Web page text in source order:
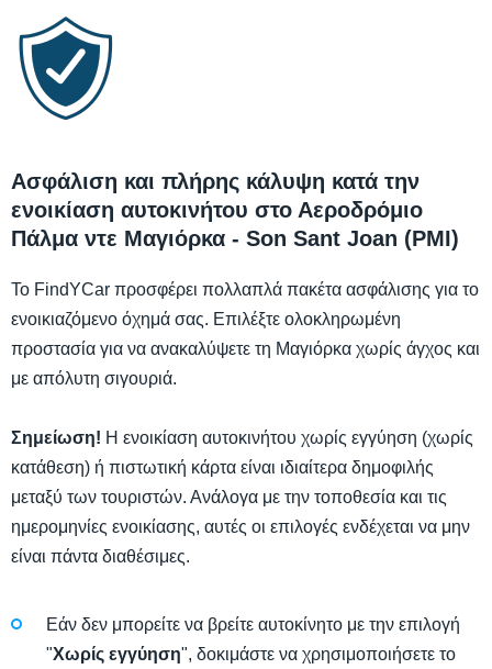
Ασφάλιση και πλήρης κάλυψη κατά την
ενοικίαση αυτοκινήτου στο Αεροδρόμιο
Πάλμα ντε Μαγιόρκα - Son Sant Joan (PMI)
Το FindYCar προσφέρει πολλαπλά πακέτα ασφάλισης για το
ενοικιαζόμενο όχημά σας. Επιλέξτε ολοκληρωμένη
προστασία για να ανακαλύψετε τη Μαγιόρκα χωρίς άγχος και
με απόλυτη σιγουριά.
Σημείωση! Η ενοικίαση αυτοκινήτου χωρίς εγγύηση (χωρίς
κατάθεση) ή πιστωτική κάρτα είναι ιδιαίτερα δημοφιλής
μεταξύ των τουριστών. Ανάλογα με την τοποθεσία και τις
ημερομηνίες ενοικίασης, αυτές οι επιλογές ενδέχεται να μην
είναι πάντα διαθέσιμες.
Εάν δεν μπορείτε να βρείτε αυτοκίνητο με την επιλογή
"Χωρίς εγγύηση", δοκιμάστε να χρησιμοποιήσετε το